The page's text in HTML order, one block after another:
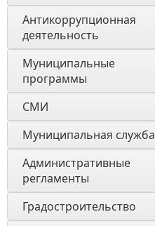
Антикоррупционная
деятельность
Муниципальные
программы
СМИ
Муниципальная служба
Административные
регламенты
Градостроительство